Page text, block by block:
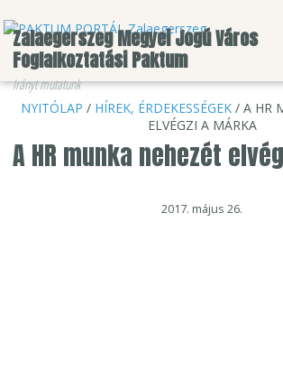
Zalaegerszeg Megyei Jogú Város
Foglalkoztatási Paktum
Irányt mutatunk
KERESÉS
HÍRLEVÉL
NYITÓLAP / HÍREK, ÉRDEKESSÉGEK / A HR
ELVÉGZI A MÁRKA
A HR munka nehezét
2017. május 26.